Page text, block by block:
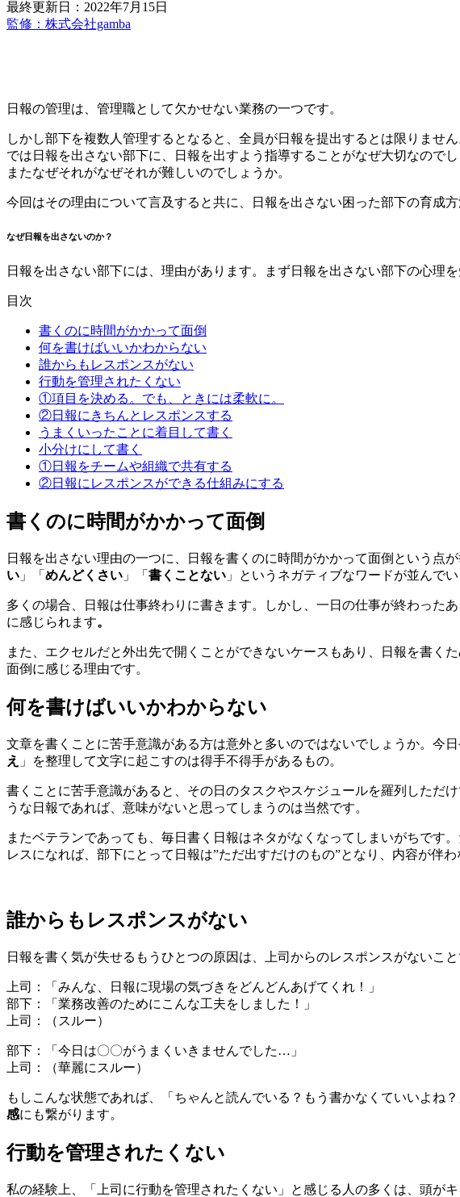
最終更新日：2022年7月15日
監修：株式会社gamba
日報の管理は、管理職として欠かせない業務の一つです。
しかし部下を複数人管理するとなると、全員が日報を提出するとは限りません
では日報を出さない部下に、日報を出すよう指導することがなぜ大切なのでし
またなぜそれがなぜそれが難しいのでしょうか。
今回はその理由について言及すると共に、日報を出さない困った部下の育成
なぜ日報を出さないのか？
日報を出さない部下には、理由があります。まず日報を出さない部下の心理を
目次
書くのに時間がかかって面倒
何を書けばいいかわからない
誰からもレスポンスがない
行動を管理されたくない
①項目を決める。でも、ときには柔軟に。
②日報にきちんとレスポンスする
うまくいったことに着目して書く
小分けにして書く
①日報をチームや組織で共有する
②日報にレスポンスができる仕組みにする
書くのに時間がかかって面倒
日報を出さない理由の一つに、日報を書くのに時間がかかって面倒という 点
い 」「 めんどくさい 」「 書くことない 」というネガティブなワードが並んでい
多くの場合、日報は仕事終わりに書きます。しかし、一日の仕事が終わった
に感じられます。
また、エクセルだと外出先で開くことができないケースもあり、日報を書く
面倒に感じる理由です。
何を書けばいいかわからない
文章を書くことに苦手意識がある方は意外と多いのではないでしょうか。今
え 」を整理して文字に起こすのは得手不得手があるもの。
書くことに苦手意識があると、その日のタスクやスケジュールを羅列しただ
うな日報であれば、意味がないと思ってしまうのは当然です。
またベテランであっても、毎日書く日報はネタがなくなってしまいがちです
レスになれば、部下にとって日報は”ただ出すだけのもの”となり、内容が伴わ
誰からもレスポンスがない
日報を書く気が失せるもうひとつの原因は、上司からのレスポンスがないこと
上司：「みんな、日報に現場の気づきをどんどんあげてくれ！」
部下：「業務改善のためにこんな工夫をしました！」
上司：（スルー）
部下：「今日は〇〇がうまくいきませんでした…」
上司：（華麗にスルー）
もしこんな状態であれば、「ちゃんと読んでいる？もう書かなくていいよね
感にも繋がります。
行動を管理されたくない
私の経験上、「上司に行動を管理されたくない」と感じる人の多くは、頭が